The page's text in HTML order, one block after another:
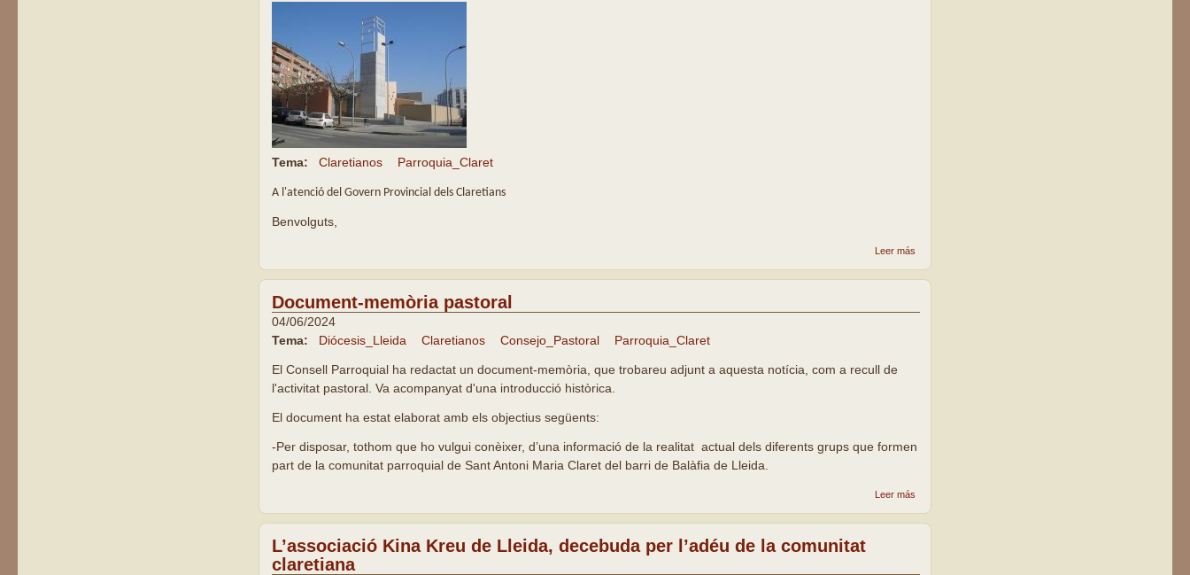
Tema: Claretianos Parroquia_Claret
A l'atenció del Govern Provincial dels Claretians
Benvolguts,
Leer más
Lleida
claretians
Document-memòria pastoral
04/06/2024
Tema:
Diócesis_Lleida Claretianos Consejo_Pastoral Parroquia_Claret
El Consell Parroquial ha redactat un document-memòria, que trobareu adjunt a aquesta notícia, com a recull de
l'activitat pastoral. Va acompanyat d'una introducció històrica.
El document ha estat elaborat amb els objectius següents:
-Per disposar, tothom que ho vulgui conèixer, d’una informació de la realitat actual dels diferents grups que formen
part de la comunitat parroquial de Sant Antoni Maria Claret del barri de Balàfia de Lleida.
Leer más
pastoral
L’associació Kina Kreu de Lleida, decebuda per l’adéu de la comunitat
claretiana